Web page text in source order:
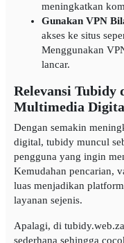
meningkatkan
Gunakan VPN
akses ke situs
Menggunakan
lancar.
Relevansi Tubidy
Multimedia
Dengan semakin
digital, tubidy muncul
pengguna yang ingin
Kemudahan pencarian,
luas menjadikan
layanan sejenis.
Apalagi, di
sederhana sehingga